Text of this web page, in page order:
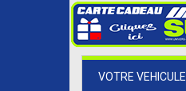
VOTRE VEHICULE